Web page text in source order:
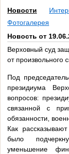
Новости
Фотогалерея
Новость от
Верховный суд
от произвольного
Под
президиума
вопросов:
связанной с
обязанности,
Как
было
уменьшение